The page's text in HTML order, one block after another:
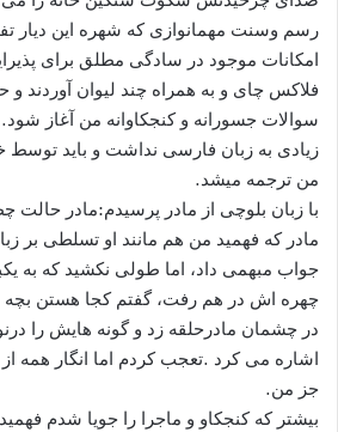
رسم وسنت مهمانوازی که شهره این دیار
امکانات موجود در سادگی مطلق برای
فلاکس چای و به همراه چند لیوان آوردند و
سوالات جسورانه و کنجکاوانه من آغاز
زیادی به زبان فارسی نداشت و باید توسط
من ترجمه میشد.
با زبان بلوچی از مادر پرسیدم:مادر حالت
مادر که فهمید من هم مانند او تسلطی بر
جواب مبهمی داد، اما طولی نکشید که به
چهره اش در هم رفت، گفتم کجا هستن بچه
در چشمان مادرحلقه زد و گونه هایش را
اشاره می کرد .تعجب کردم اما انگار همه
جز من.
بیشتر که کنجکاو و ماجرا را جویا شدم